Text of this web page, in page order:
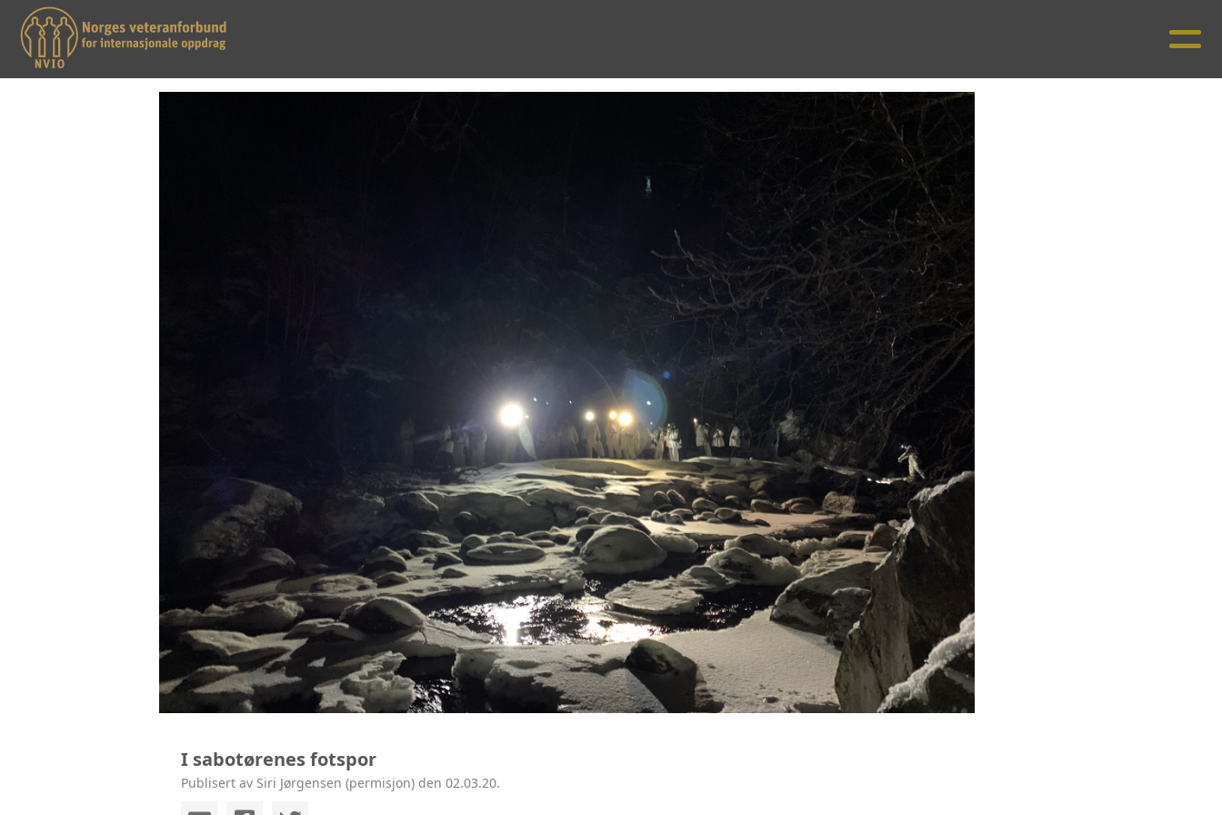
I sabotørenes fotspor
Publisert av Siri Jørgensen (permisjon) den 02.03.20.